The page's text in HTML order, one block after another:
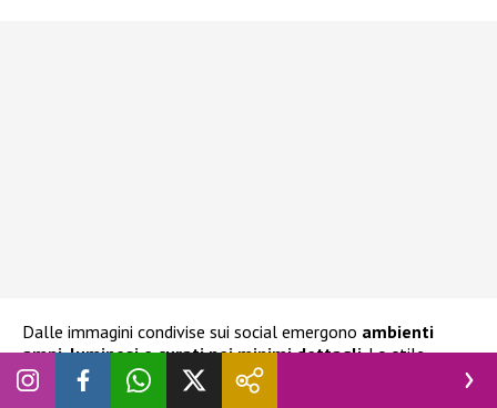
Dalle immagini condivise sui social emergono ambienti
ampi, luminosi e curati nei minimi dettagli. Lo stile
scelto è contemporaneo e raffinato, con un forte richiamo
al design italiano e a un’estetica pulita ma ricercata. Non